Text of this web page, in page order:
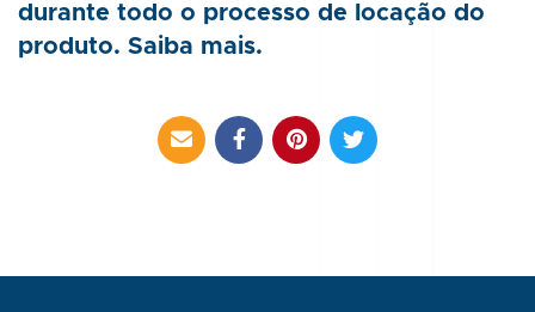
durante todo o processo de locação do
produto. Saiba mais.